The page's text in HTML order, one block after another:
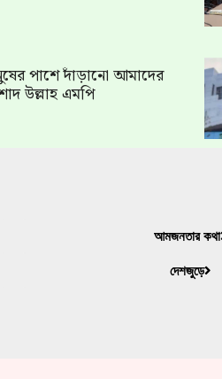
পাশে দাঁড়ানো আমাদের
উল্লাহ এমপি
আমজনতার কথা
দেশজুড়ে